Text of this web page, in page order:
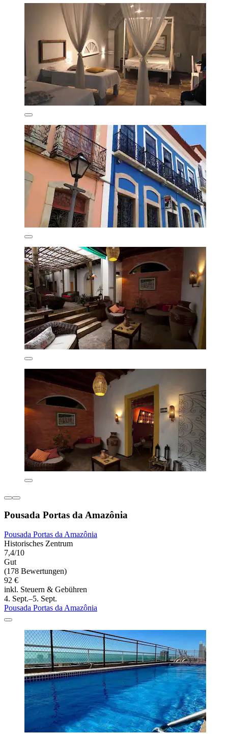
Pousada Portas da Amazônia
Pousada Portas da Amazônia
Historisches Zentrum
7,4/10
Gut
(178 Bewertungen)
92 €
inkl. Steuern & Gebühren
4. Sept.–5. Sept.
Pousada Portas da Amazônia